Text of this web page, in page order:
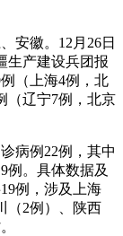
安徽。12月26日
生产建设兵团报
（上海4例，北
（辽宁7例，北京
病例22例，其中
例。具体数据及
例，涉及上海
（2例）、陕西